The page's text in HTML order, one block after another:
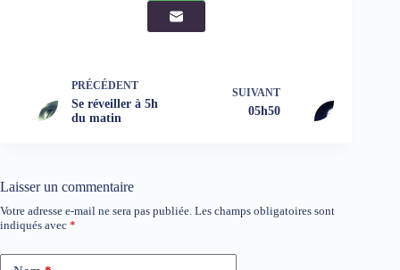
PRÉCÉDENT
Se réveiller à 5h
du matin
SUIVANT
05h50
Laisser un commentaire
Votre adresse e-mail ne sera pas publiée. Les champs obligatoires sont
indiqués avec *